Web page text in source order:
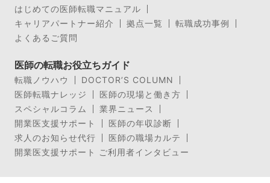
はじめての医師転職マニュアル
キャリアパートナー紹介
拠点一覧
転職成功事例
よくあるご質問
医師の転職お役立ちガイド
転職ノウハウ
DOCTOR’S COLUMN
医師転職ナレッジ
医師の現場と働き方
スペシャルコラム
業界ニュース
開業医支援サポート
医師の年収診断
求人のお知らせ代行
医師の職場カルテ
開業医支援サポート ご利用者インタビュー